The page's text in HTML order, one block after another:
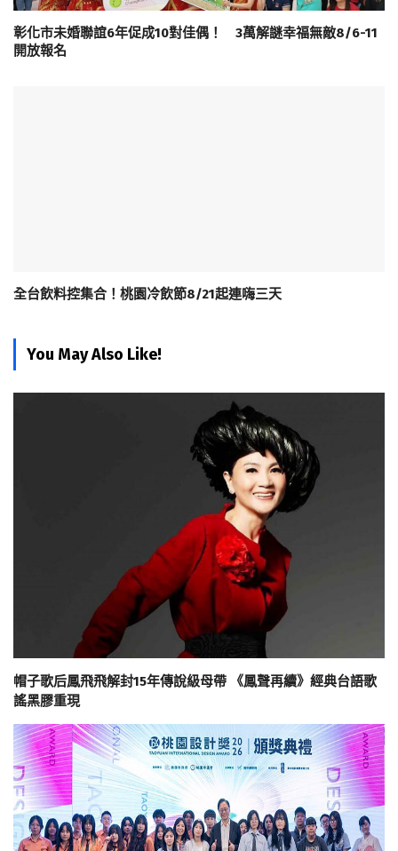
彰化市未婚聯誼6年促成10對佳偶！ 3萬解謎幸福無敵8/6-11
開放報名
全台飲料控集合！桃園冷飲節8/21起連嗨三天
You May Also Like!
帽子歌后鳳飛飛解封15年傳說級母帶 《鳳聲再續》經典台語歌
謠黑膠重現